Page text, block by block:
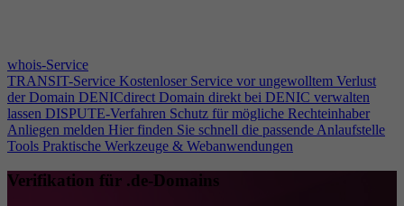
whois-Service
TRANSIT-Service Kostenloser Service vor ungewolltem Verlust
der Domain DENICdirect Domain direkt bei DENIC verwalten
lassen DISPUTE-Verfahren Schutz für mögliche Rechteinhaber
Anliegen melden Hier finden Sie schnell die passende Anlaufstelle
Tools Praktische Werkzeuge & Webanwendungen
Verifikation für .de-Domains